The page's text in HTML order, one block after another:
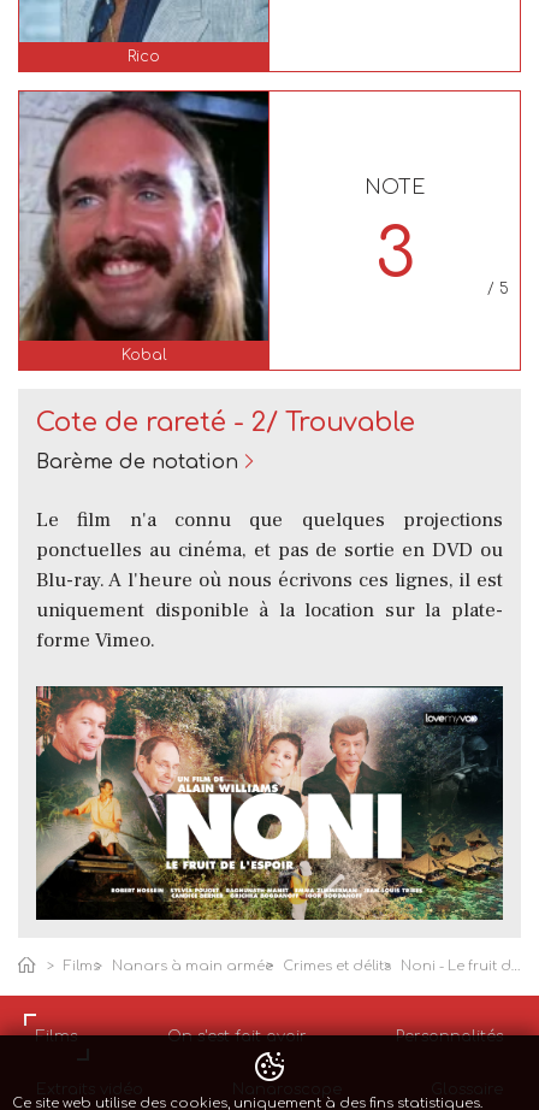
Rico
Kobal
NOTE
3 / 5
Cote de rareté - 2/ Trouvable
Barème de notation
Le film n'a connu que quelques projections
ponctuelles au cinéma, et pas de sortie en DVD ou
Blu-ray. A l'heure où nous écrivons ces lignes, il est
uniquement disponible à la location sur la plate-
forme Vimeo.
Films Nanars à main armée Crimes et délits Noni - Le fruit de l'espoir
Films On s'est fait avoir Personnalités
Ce site web utilise des cookies, uniquement à des fins statistiques.